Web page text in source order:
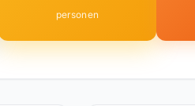
personen